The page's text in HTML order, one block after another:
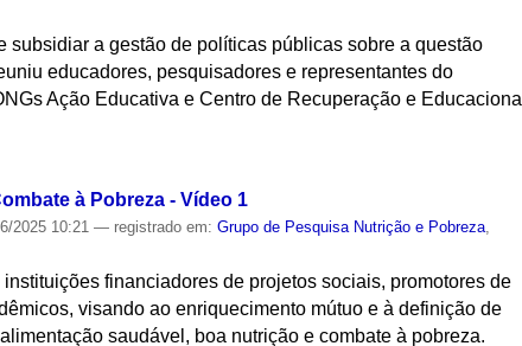
a gestão de políticas públicas sobre a questão
educadores, pesquisadores e representantes do
Ação Educativa e Centro de Recuperação e Educacional
à Pobreza - Vídeo 1
2025 10:21— registrado em:Grupo de Pesquisa Nutrição e Pobreza
financiadores de projetos sociais, promotores de
visando ao enriquecimento mútuo e à definição de
saudável, boa nutrição e combate à pobreza.